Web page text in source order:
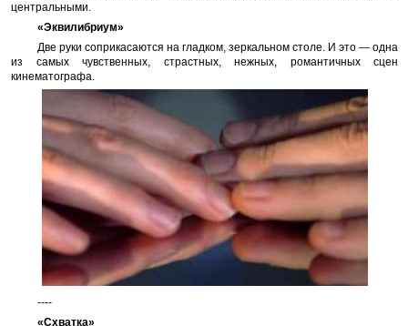
центральными.
«Эквилибриум»
Две руки соприкасаются на гладком, зеркальном столе. И это — одна
из самых чувственных, страстных, нежных, романтичных сцен
кинематографа.
----
«Схватка»